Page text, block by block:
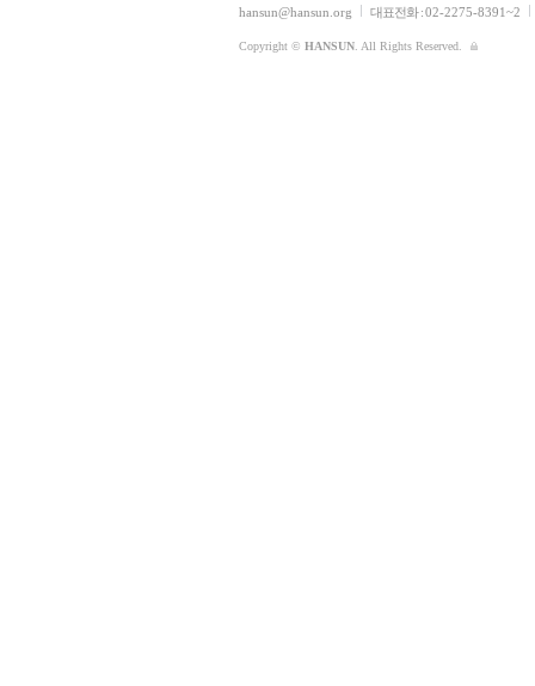
hansun@hansun.org
대표전화 :02-2275-8391~2
Copyright © HANSUN . All Rights Reserved.